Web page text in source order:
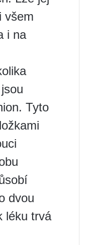
všem
i na
Tyto
dvou
léku trvá